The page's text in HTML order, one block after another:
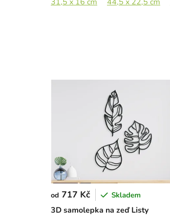
3D samolepka na zeď Listy
od 717 Kč Skladem